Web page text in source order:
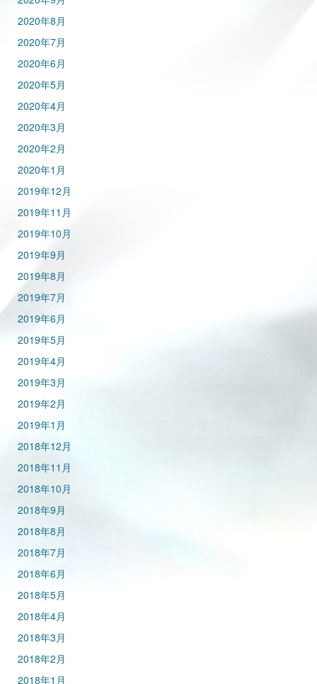
2020年8月
2020年7月
2020年6月
2020年5月
2020年4月
2020年3月
2020年2月
2020年1月
2019年12月
2019年11月
2019年10月
2019年9月
2019年8月
2019年7月
2019年6月
2019年5月
2019年4月
2019年3月
2019年2月
2019年1月
2018年12月
2018年11月
2018年10月
2018年9月
2018年8月
2018年7月
2018年6月
2018年5月
2018年4月
2018年3月
2018年2月
2018年1月